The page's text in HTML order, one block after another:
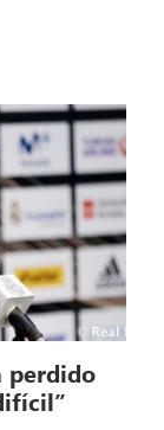
perdido